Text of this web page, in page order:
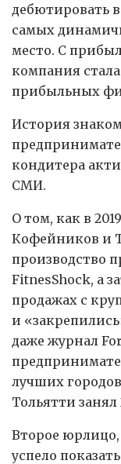
дебютировать
самых
место. С
компания
прибыльных
История
кондитера
СМИ.
О том, как в
Кофейников и
производство
FitnesShock, а
продажах с
и
даже журнал
лучших
Тольятти занял
Второе юрлицо,
успело